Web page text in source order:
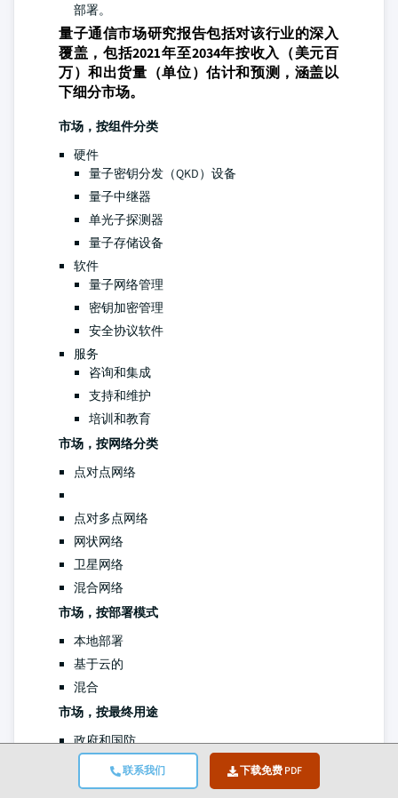
联系我们 下载免费 PDF
部署。
量子通信市场研究报告包括对该行业的深入
覆盖，包括2021年至2034年按收入（美元百
万）和出货量（单位）估计和预测，涵盖以
下细分市场。
市场，按组件分类
硬件
量子密钥分发（QKD）设备
量子中继器
单光子探测器
量子存储设备
软件
量子网络管理
密钥加密管理
安全协议软件
服务
咨询和集成
支持和维护
培训和教育
市场，按网络分类
点对点网络
点对多点网络
网状网络
卫星网络
混合网络
市场，按部署模式
本地部署
基于云的
混合
市场，按最终用途
政府和国防
银行、金融服务和保险 (BFSI)
医疗保健和生命科学